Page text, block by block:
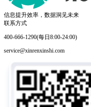
信息提升效率，数据洞见未来
联系方式
400-666-1290(每日8:00-24:00)
service@xinrenxinshi.com